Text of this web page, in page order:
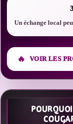
Un échange local
VOIR LES